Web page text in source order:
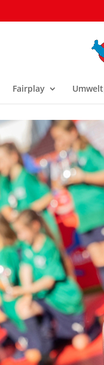
Fairplay